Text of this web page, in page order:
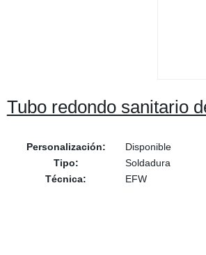
Tubo redondo sanitario
Personalización:
Disponible
Tipo:
Soldadura
Técnica:
EFW